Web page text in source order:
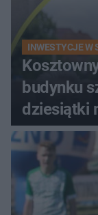
INWESTYCJE W
budynku
dziesiątki